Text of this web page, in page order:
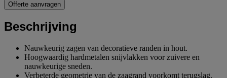
Offerte aanvragen
Beschrijving
Nauwkeurig zagen van decoratieve randen in hout.
Hoogwaardig hardmetalen snijvlakken voor zuivere en
nauwkeurige sneden.
Verbeterde geometrie van de zaagrand voorkomt terugslag.